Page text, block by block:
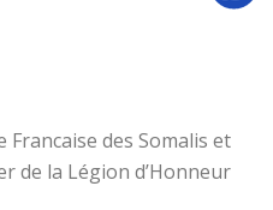
Francaise des Somalis et
de la Légion d’Honneur.